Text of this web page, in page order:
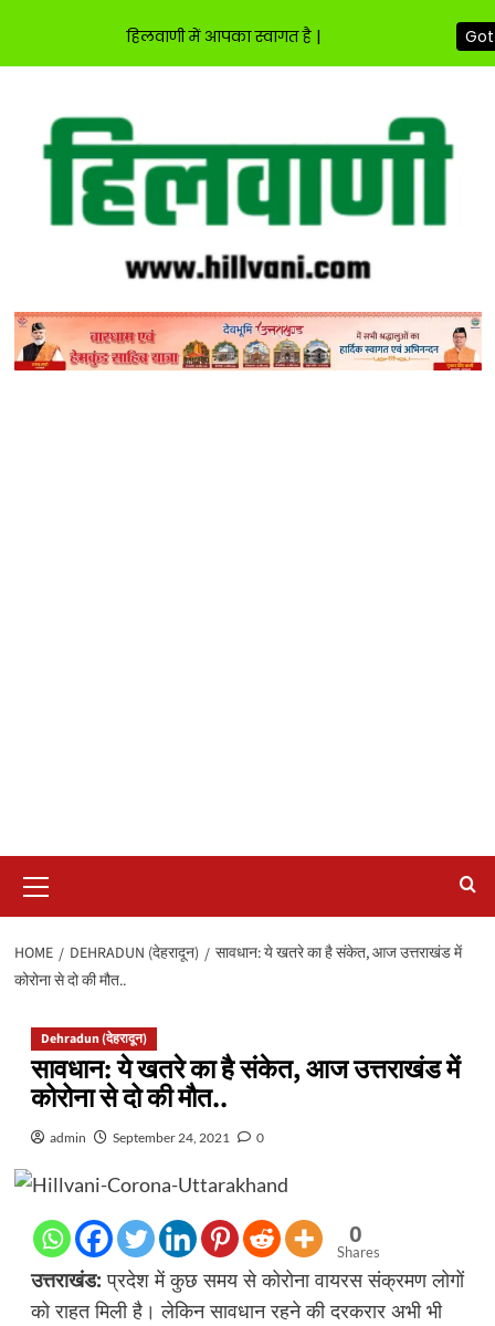
content
Menu
HOME DEHRADUN (देहरादून)
सावधान: ये खतरे का है संकेत, आज उत्तराखंड में
कोरोना से दो की मौत..
Dehradun (देहरादून)
सावधान: ये खतरे का है संकेत, आज उत्तराखंड में
कोरोना से दो की मौत..
admin September 24, 2021 0
0
Shares
उत्तराखंड: प्रदेश में कुछ समय से कोरोना वायरस संक्रमण लोगों
को राहत मिली है। लेकिन सावधान रहने की दरकरार अभी भी
हिलवाणी में आपका स्वागत है |